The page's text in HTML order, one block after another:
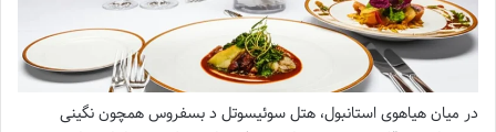
در میان هیاهوی استانبول، هتل سوئیسوتل د بسفروس همچون نگینی